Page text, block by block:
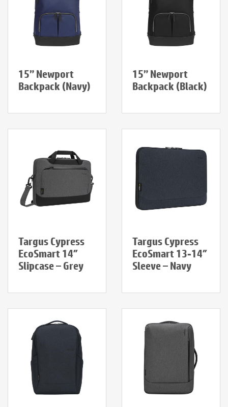
15” Newport
Backpack (Navy)
15” Newport
Backpack (Black)
Targus Cypress
EcoSmart 14″
Slipcase – Grey
Targus Cypress
EcoSmart 13-14″
Sleeve – Navy